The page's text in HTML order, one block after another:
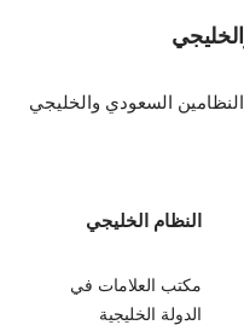
السعودي والخليجي
النظام الخليجي
مكتب العلامات في
الدولة الخليجية